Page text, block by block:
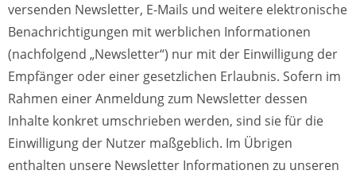
versenden Newsletter, E-Mails und weitere elektronische
Benachrichtigungen mit werblichen Informationen
(nachfolgend „Newsletter“) nur mit der Einwilligung der
Empfänger oder einer gesetzlichen Erlaubnis. Sofern im
Rahmen einer Anmeldung zum Newsletter dessen
Inhalte konkret umschrieben werden, sind sie für die
Einwilligung der Nutzer maßgeblich. Im Übrigen
enthalten unsere Newsletter Informationen zu unseren